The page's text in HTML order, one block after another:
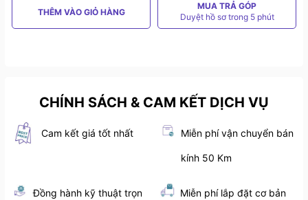
THÊM VÀO GIỎ HÀNG
MUA TRẢ GÓP
Duyệt hồ sơ trong 5 phút
CHÍNH SÁCH & CAM KẾT DỊCH VỤ
Cam kết giá tốt nhất Miễn phí vận chuyển bán
kính 50 Km
Đồng hành kỹ thuật trọn Miễn phí lắp đặt cơ bản